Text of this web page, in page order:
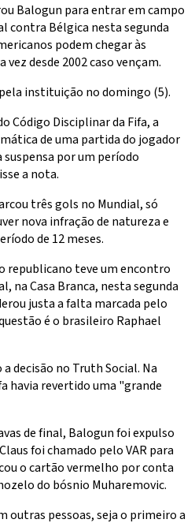
Balogun para entrar em campo
contra Bélgica nesta segunda
podem chegar às
desde 2002 caso vençam.
instituição no domingo (5).
Código Disciplinar da Fifa, a
de uma partida do jogador
por um período
a nota.
três gols no Mundial, só
nova infração de natureza e
de 12 meses.
republicano teve um encontro
na Casa Branca, nesta segunda
justa a falta marcada pelo
é o brasileiro Raphael
decisão no Truth Social. Na
havia revertido uma "grande
de final, Balogun foi expulso
foi chamado pelo VAR para
o cartão vermelho por conta
do bósnio Muharemovic.
outras pessoas, seja o primeiro a